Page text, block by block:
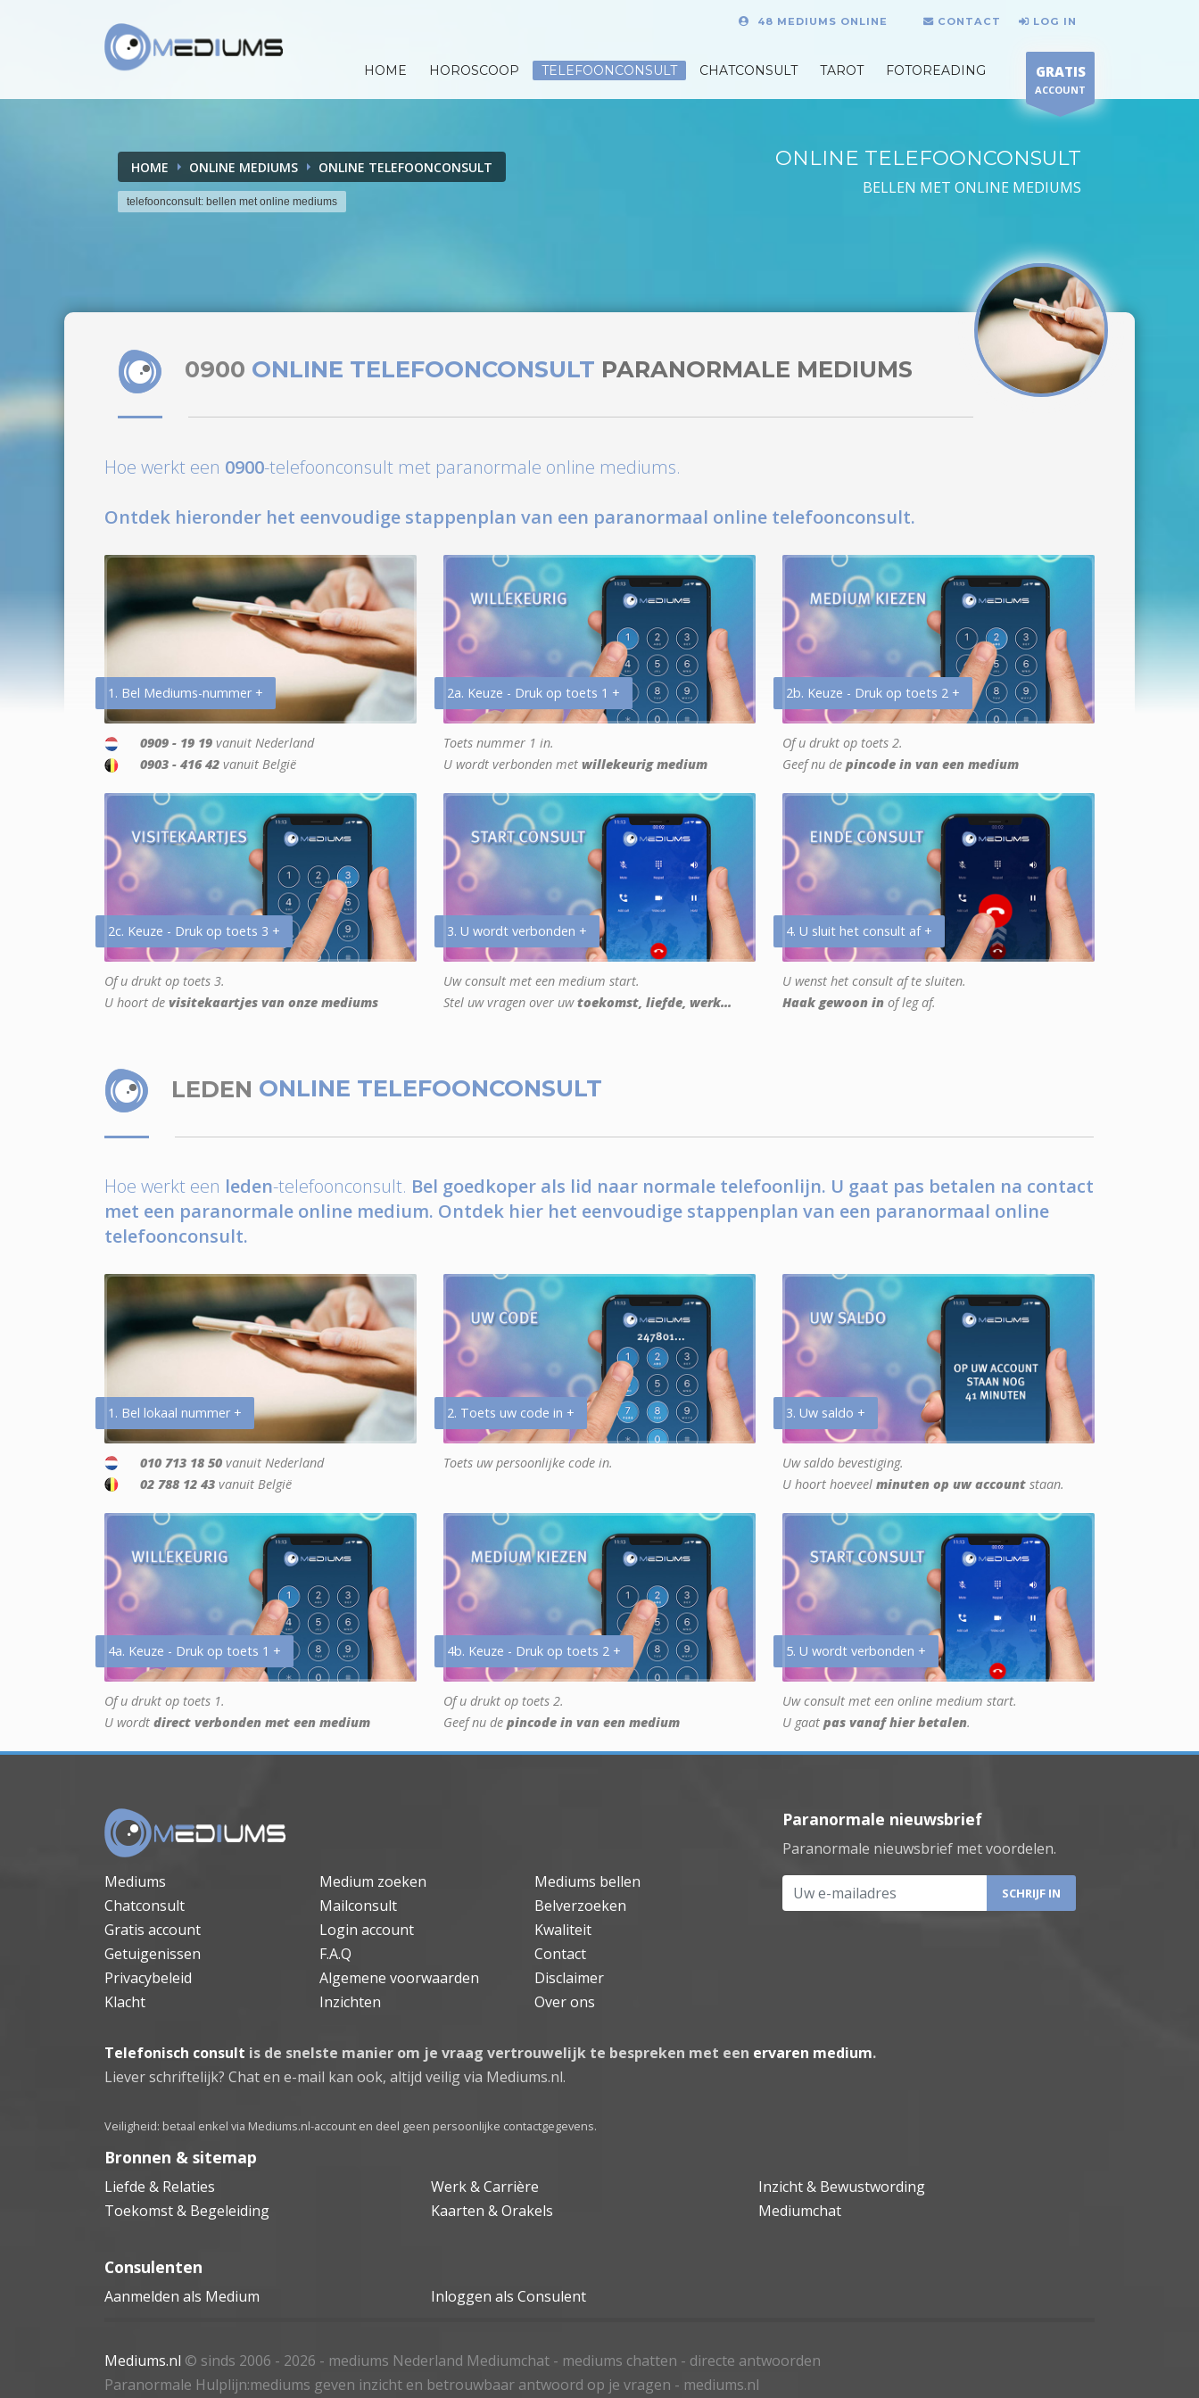
48 MEDIUMS ONLINE CONTACT LOG IN
HOME HOROSCOOP TELEFOONCONSULT CHATCONSULT TAROT FOTOREADING GRATIS
ACCOUNT
HOME ONLINE MEDIUMS ONLINE TELEFOONCONSULT
telefoonconsult: bellen met online mediums
ONLINE TELEFOONCONSULT
BELLEN MET ONLINE MEDIUMS
0900 ONLINE TELEFOONCONSULT PARANORMALE MEDIUMS
Hoe werkt een 0900-telefoonconsult met paranormale online mediums.
Ontdek hieronder het eenvoudige stappenplan van een paranormaal online telefoonconsult.
1. Bel Mediums-nummer +
0909 - 19 19 vanuit Nederland
0903 - 416 42 vanuit België
2a. Keuze - Druk op toets 1 +
Toets nummer 1 in.
U wordt verbonden met willekeurig medium
2b. Keuze - Druk op toets 2 +
Of u drukt op toets 2.
Geef nu de pincode in van een medium
2c. Keuze - Druk op toets 3 +
Of u drukt op toets 3.
U hoort de visitekaartjes van onze mediums
3. U wordt verbonden +
Uw consult met een medium start.
Stel uw vragen over uwtoekomst, liefde, werk...
4. U sluit het consult af +
U wenst het consult af te sluiten.
Haak gewoon in of leg af.
LEDEN ONLINE TELEFOONCONSULT
Hoe werkt een leden-telefoonconsult. Bel goedkoper als lid naar normale telefoonlijn. U gaat pas betalen na contact
met een paranormale online medium. Ontdek hier het eenvoudige stappenplan van een paranormaal online
telefoonconsult.
1. Bel lokaal nummer +
010 713 18 50 vanuit Nederland
02 788 12 43 vanuit België
2. Toets uw code in +
Toets uw persoonlijke code in.
3. Uw saldo +
Uw saldo bevestiging.
U hoort hoeveel minuten op uw account staan.
4a. Keuze - Druk op toets 1 +
Of u drukt op toets 1.
U wordt direct verbonden met een medium
4b. Keuze - Druk op toets 2 +
Of u drukt op toets 2.
Geef nu de pincode in van een medium
5. U wordt verbonden +
Uw consult met een online medium start.
U gaat pas vanaf hier betalen.
Mediums Medium zoeken
Mediums bellen
Chatconsult
Mailconsult
Belverzoeken
Gratis account
Login account
Kwaliteit
Getuigenissen
F.A.Q
Contact
Privacybeleid
Algemene voorwaarden
Disclaimer
Klacht
Inzichten Over ons
Paranormale nieuwsbrief
Paranormale nieuwsbrief met voordelen.
Uw e-mailadres
Telefonisch consult is de snelste manier om je vraag vertrouwelijk te bespreken met een ervaren medium.
Liever schriftelijk? Chat en e-mail kan ook, altijd veilig via Mediums.nl.
Veiligheid: betaal enkel via Mediums.nl-account en deel geen persoonlijke contactgegevens.
Bronnen & sitemap
Liefde & Relaties Werk & Carrière
Inzicht & Bewustwording
Toekomst & Begeleiding
Kaarten & Orakels Mediumchat
Consulenten
Aanmelden als Medium Inloggen als Consulent
Mediums.nl © sinds 2006 - 2026 - mediums Nederland Mediumchat - mediums chatten - directe antwoorden
Paranormale Hulplijn:mediums geven inzicht en betrouwbaar antwoord op je vragen - mediums.nl